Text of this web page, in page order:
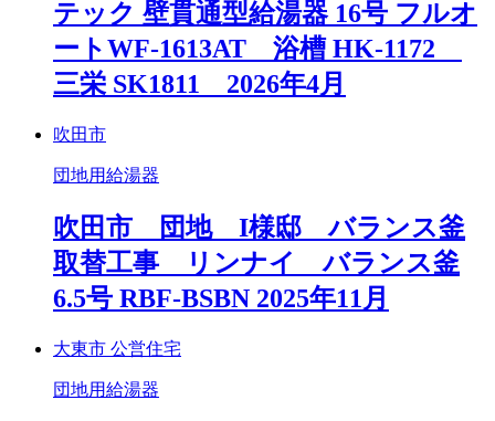
テック 壁貫通型給湯器 16号 フルオ
ートWF-1613AT 浴槽 HK-1172
三栄 SK1811 2026年4月
吹田市
団地用給湯器
吹田市 団地 I様邸 バランス釜
取替工事 リンナイ バランス釜
6.5号 RBF-BSBN 2025年11月
大東市 公営住宅
団地用給湯器